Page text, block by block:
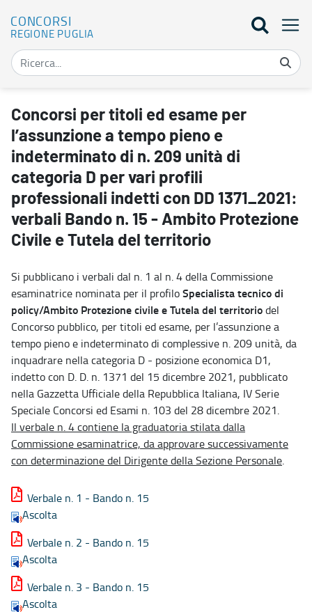
CONCORSI
REGIONE PUGLIA
Concorsi per titoli ed esame per l’assunzione a tempo pieno e
Concorsi per titoli ed esame per
l’assunzione a tempo pieno e
indeterminato di n. 209 unità di
categoria D per vari profili
professionali indetti con DD 1371_2021:
verbali Bando n. 15 - Ambito Protezione
Civile e Tutela del territorio
Si pubblicano i verbali dal n. 1 al n. 4 della Commissione
esaminatrice nominata per il profiloSpecialista tecnico di
policy/Ambito Protezione civile e Tutela del territoriodel
Concorso pubblico, per titoli ed esame, per l’assunzione a
tempo pieno e indeterminato di complessive n. 209 unità, da
inquadrare nella categoria D - posizione economica D1,
indetto con D. D. n. 1371 del 15 dicembre 2021, pubblicato
nella Gazzetta Ufficiale della Repubblica Italiana, IV Serie
Speciale Concorsi ed Esami n. 103 del 28 dicembre 2021.
Il verbale n. 4 contiene la graduatoria stilata dalla
Commissione esaminatrice, da approvare successivamente
con determinazione del Dirigente della Sezione Personale.
Verbale n. 1 - Bando n. 15
Ascolta
Verbale n. 2 - Bando n. 15
Ascolta
Verbale n. 3 - Bando n. 15
Ascolta